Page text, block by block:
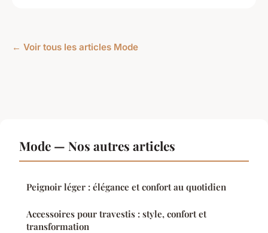
← Voir tous les articles Mode
Mode — Nos autres articles
Peignoir léger : élégance et confort au quotidien
Accessoires pour travestis : style, confort et
transformation